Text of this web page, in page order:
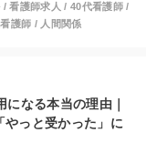
/看護師求人 / 40代看護師/
護師 / 人間関係
なる本当の理由｜
やっと受かった」に